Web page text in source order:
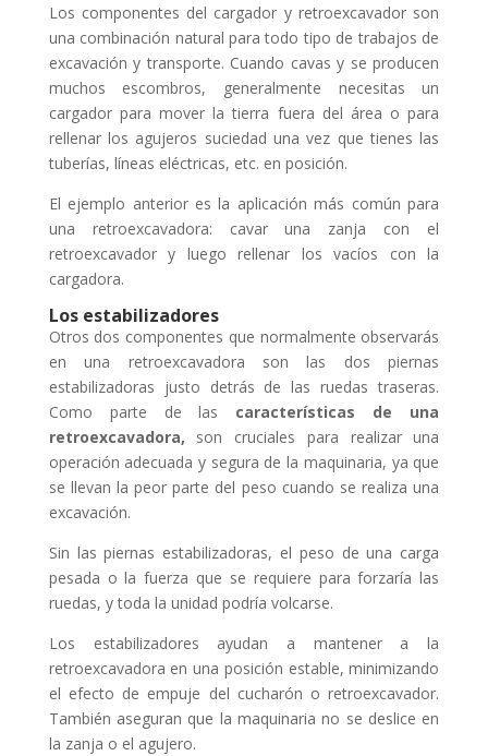
Los componentes del cargador y retroexcavador son
una combinación natural para todo tipo de trabajos de
excavación y transporte. Cuando cavas y se producen
muchos escombros, generalmente necesitas un
cargador para mover la tierra fuera del área o para
rellenar los agujeros suciedad una vez que tienes las
tuberías, líneas eléctricas, etc. en posición.
El ejemplo anterior es la aplicación más común para
una retroexcavadora: cavar una zanja con el
retroexcavador y luego rellenar los vacíos con la
cargadora.
Los estabilizadores
Otros dos componentes que normalmente observarás
en una retroexcavadora son las dos piernas
estabilizadoras justo detrás de las ruedas traseras.
Como parte de las características de una
retroexcavadora, son cruciales para realizar una
operación adecuada y segura de la maquinaria, ya que
se llevan la peor parte del peso cuando se realiza una
excavación.
Sin las piernas estabilizadoras, el peso de una carga
pesada o la fuerza que se requiere para forzaría las
ruedas, y toda la unidad podría volcarse.
Los estabilizadores ayudan a mantener a la
retroexcavadora en una posición estable, minimizando
el efecto de empuje del cucharón o retroexcavador.
También aseguran que la maquinaria no se deslice en
la zanja o el agujero.